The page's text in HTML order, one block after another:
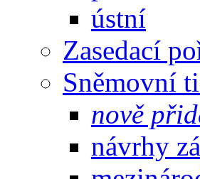
ústní
Zasedací
Sněmovní
nově
návrhy